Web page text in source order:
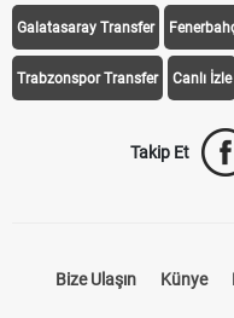
Galatasaray Transfer
Trabzonspor Transfer Canlı İzle
Takip Et
Bize Ulaşın Künye